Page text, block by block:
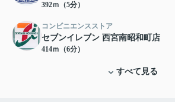
392ｍ（5分）
コンビニエンスストア
セブンイレブン 西宮南昭和町店
414ｍ（6分）
すべて見る